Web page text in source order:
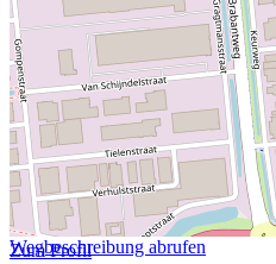
Wegbeschreibung abrufen
Zum Profil